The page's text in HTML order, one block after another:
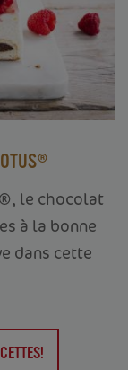
le chocolat
à la bonne
dans cette